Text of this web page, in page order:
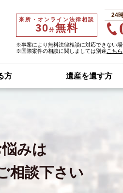
来所・オンライン法律相談
30分無料
24
※事案により無料法律相談に対応できない場
※国際案件の相談に関しましては別途 こちら
方 遺産を遺す方
みは
相談下さい